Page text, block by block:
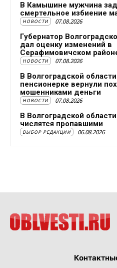
В Камышине мужчина
смертельное избиение
НОВОСТИ 07.08.2026
Губернатор
дал оценку изменений в
Серафимовичском
НОВОСТИ 07.08.2026
В Волгоградской области
пенсионерке вернули
мошенниками деньги
НОВОСТИ 07.08.2026
В Волгоградской
числятся пропавшими
ВЫБОР РЕДАКЦИИ 06.08.2026